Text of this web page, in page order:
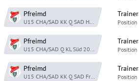
Pfreimd
U15 CHA/SAD KK Q SAD Herbst 21
Trainer
Position
Pfreimd
U15 CHA/SAD Q KL Süd 20/21
Trainer
Position
Pfreimd
U15 CHA/SAD KK Q SAD Frühjahr 20
Trainer
Position